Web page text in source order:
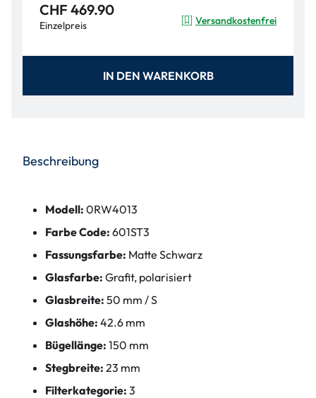
CHF 469.90
Einzelpreis Versandkostenfrei
IN DEN WARENKORB
Beschreibung
Modell: 0RW4013
Farbe Code: 601ST3
Fassungsfarbe: Matte Schwarz
Glasfarbe: Grafit, polarisiert
Glasbreite: 50 mm / S
Glashöhe: 42.6 mm
Bügellänge: 150 mm
Stegbreite: 23 mm
Filterkategorie: 3